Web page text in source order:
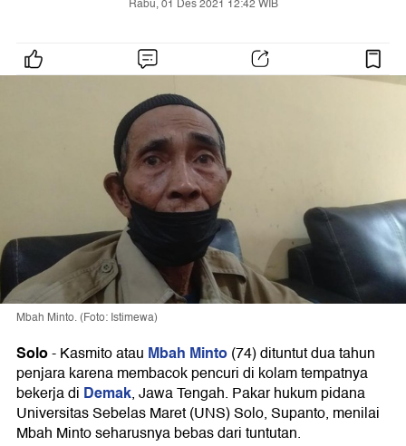
Rabu, 01 Des 2021 12:42 WIB
Mbah Minto. (Foto: Istimewa)
Solo-Kasmito atau Mbah Minto(74) dituntut dua tahun
penjara karena membacok pencuri di kolam tempatnya
bekerja di Demak, Jawa Tengah. Pakar hukum pidana
Universitas Sebelas Maret (UNS) Solo, Supanto, menilai
Mbah Minto seharusnya bebas dari tuntutan.